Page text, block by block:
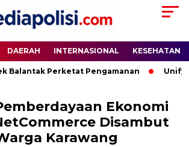
DAERAH INTERNASIONAL KESEHATAN
Perketat Pengamanan Unifying
Ekonomi
Disambut
Karawang